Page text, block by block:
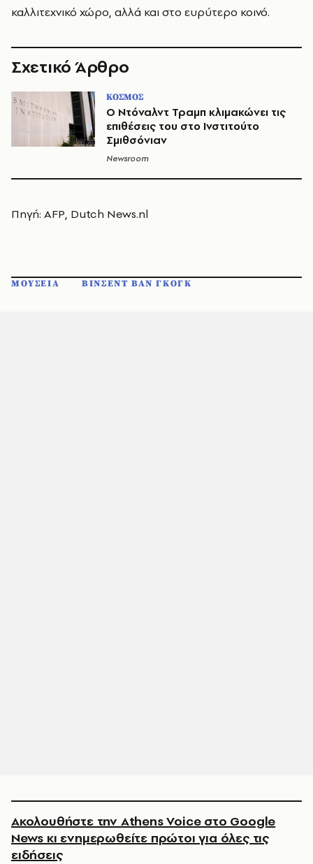
καλλιτεχνικό χώρο, αλλά και στο ευρύτερο κοινό.
Σχετικό Άρθρο
ΚΟΣΜΟΣ
Ο Ντόναλντ Τραμπ κλιμακώνει τις
επιθέσεις του στο Ινστιτούτο
Σμιθσόνιαν
Newsroom
Πηγή: AFP, Dutch News.nl
ΜΟΥΣΕΙΑ ΒΙΝΣΕΝΤ ΒΑΝ ΓΚΟΓΚ
Ακολουθήστε την Athens Voice στο Google
News κι ενημερωθείτε πρώτοι για όλες τις
ειδήσεις